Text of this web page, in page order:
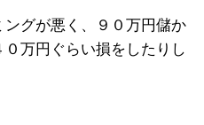
グが悪く、９０万円儲か
万円ぐらい損をしたりし